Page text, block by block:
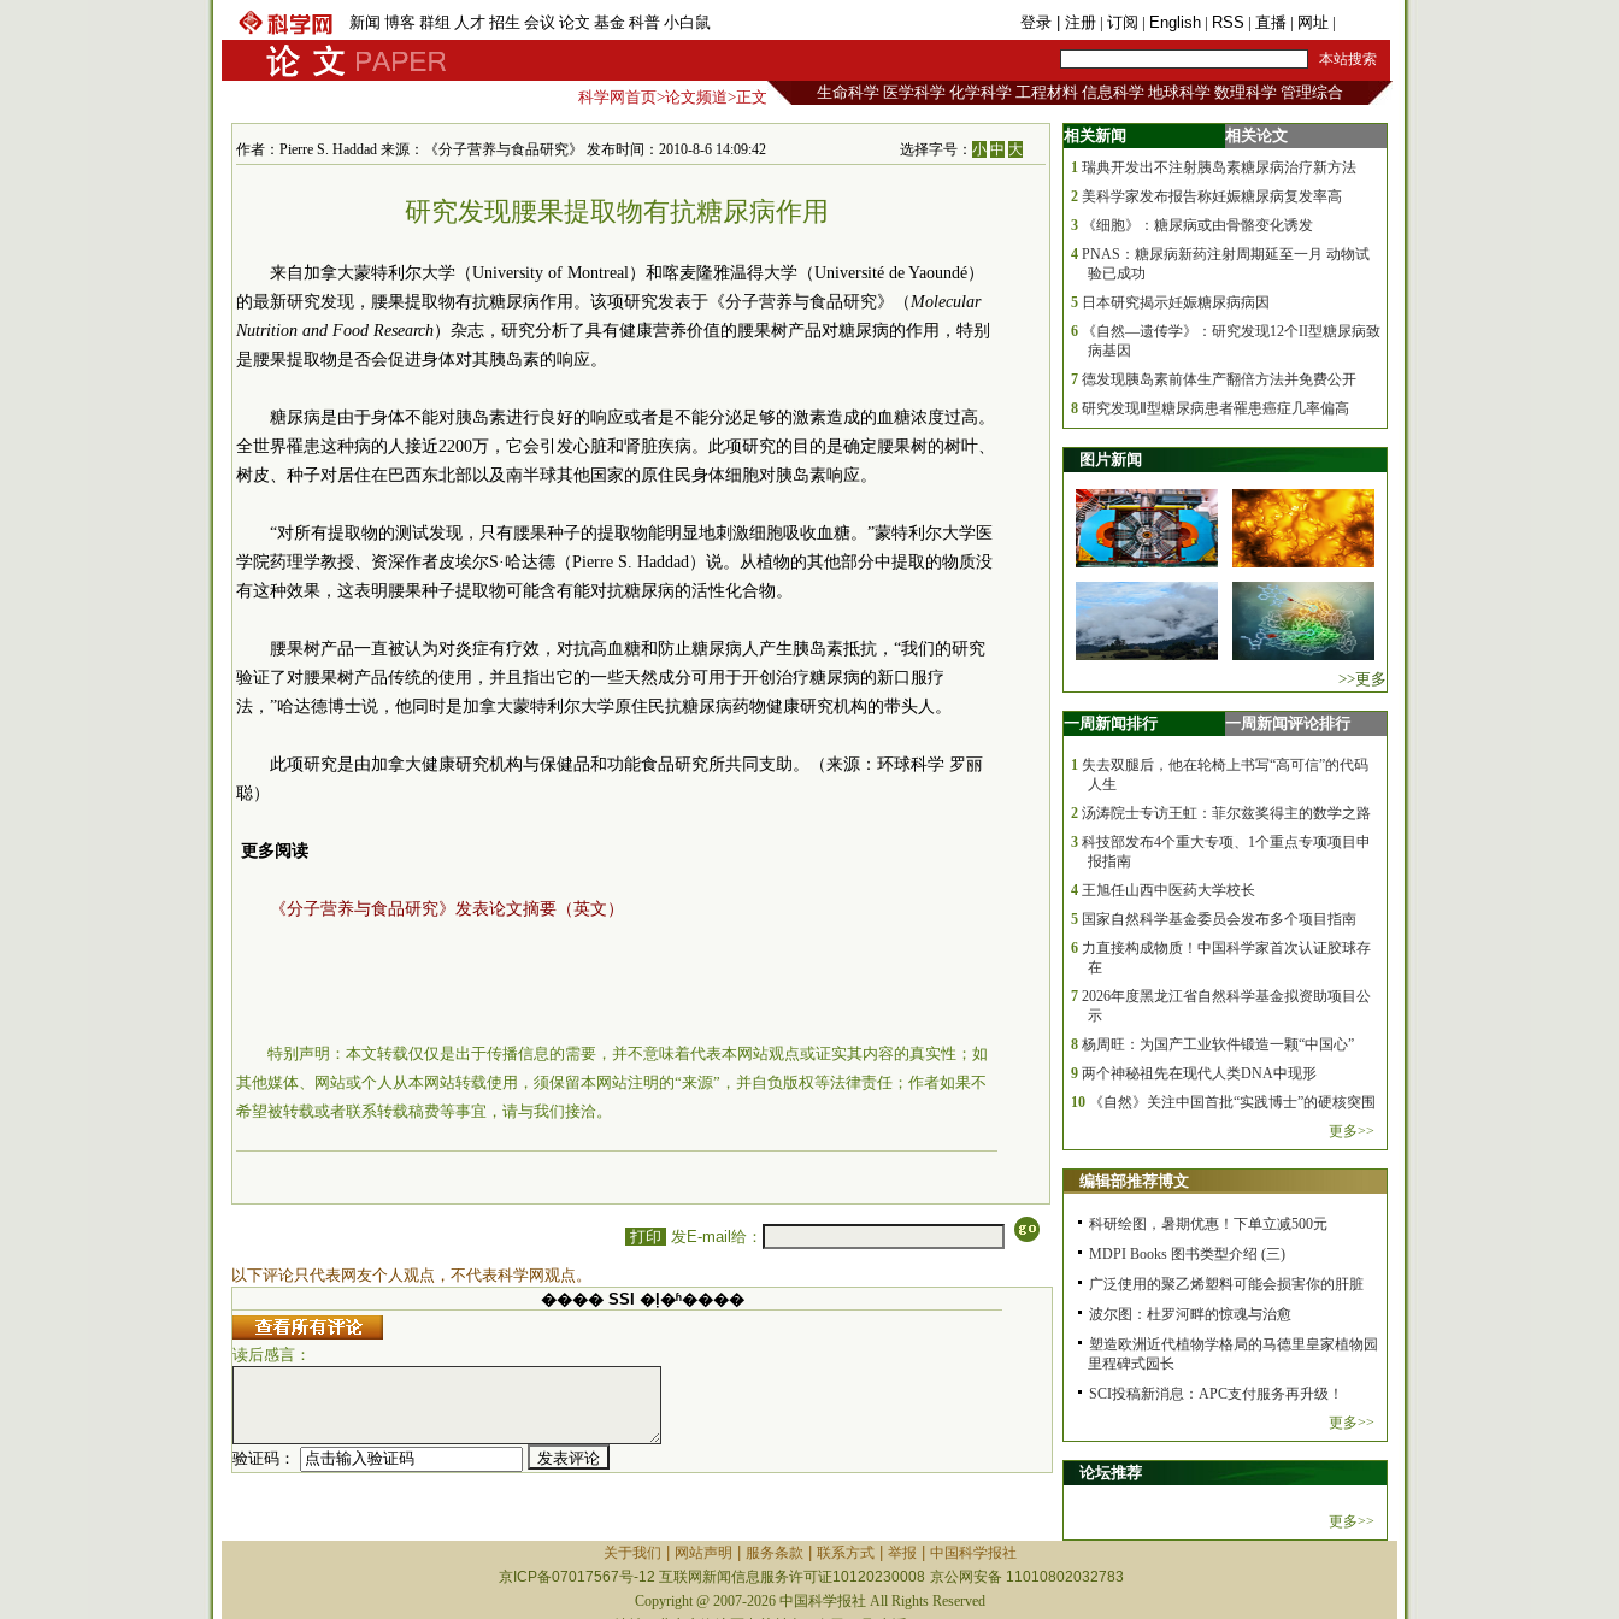
新闻 博客 群组 人才 招生 会议 论文 基金 科普 小白鼠 登录 | 注册 | 订阅 | English | RSS | 直播 | 网址 |
科学网首页>论文频道>正文 生命科学 医学科学 化学科学 工程材料 信息科学 地球科学 数理科学 管理综合
作者：Pierre S. Haddad 来源：《分子营养与食品研究》 发布时间：2010-8-6 14:09:42 选择字号：小 中 大
研究发现腰果提取物有抗糖尿病作用
来自加拿大蒙特利尔大学（University of Montreal）和喀麦隆雅温得大学（Université de Yaoundé）
的最新研究发现，腰果提取物有抗糖尿病作用。该项研究发表于《分子营养与食品研究》（Molecular
Nutrition and Food Research）杂志，研究分析了具有健康营养价值的腰果树产品对糖尿病的作用，特别
是腰果提取物是否会促进身体对其胰岛素的响应。
糖尿病是由于身体不能对胰岛素进行良好的响应或者是不能分泌足够的激素造成的血糖浓度过高。
全世界罹患这种病的人接近2200万，它会引发心脏和肾脏疾病。此项研究的目的是确定腰果树的树叶、
树皮、种子对居住在巴西东北部以及南半球其他国家的原住民身体细胞对胰岛素响应。
“对所有提取物的测试发现，只有腰果种子的提取物能明显地刺激细胞吸收血糖。”蒙特利尔大学医
学院药理学教授、资深作者皮埃尔S·哈达德（Pierre S. Haddad）说。从植物的其他部分中提取的物质没
有这种效果，这表明腰果种子提取物可能含有能对抗糖尿病的活性化合物。
腰果树产品一直被认为对炎症有疗效，对抗高血糖和防止糖尿病人产生胰岛素抵抗，“我们的研究
验证了对腰果树产品传统的使用，并且指出它的一些天然成分可用于开创治疗糖尿病的新口服疗
法，”哈达德博士说，他同时是加拿大蒙特利尔大学原住民抗糖尿病药物健康研究机构的带头人。
此项研究是由加拿大健康研究机构与保健品和功能食品研究所共同支助。（来源：环球科学 罗丽
聪）
更多阅读
《分子营养与食品研究》发表论文摘要（英文）
特别声明：本文转载仅仅是出于传播信息的需要，并不意味着代表本网站观点或证实其内容的真实性；如
其他媒体、网站或个人从本网站转载使用，须保留本网站注明的“来源”，并自负版权等法律责任；作者如果不
希望被转载或者联系转载稿费等事宜，请与我们接洽。
打印 发E-mail给：
以下评论只代表网友个人观点，不代表科学网观点。
���� SSI �ļ�ʱ����
读后感言：
验证码：
相关新闻 相关论文
1 瑞典开发出不注射胰岛素糖尿病治疗新方法
2 美科学家发布报告称妊娠糖尿病复发率高
3
《细胞》：糖尿病或由骨骼变化诱发
4 PNAS：糖尿病新药注射周期延至一月 动物试
验已成功
5 日本研究揭示妊娠糖尿病病因
6
《自然—遗传学》：研究发现12个II型糖尿病致
病基因
7 德发现胰岛素前体生产翻倍方法并免费公开
8 研究发现Ⅱ型糖尿病患者罹患癌症几率偏高
图片新闻
>>更多
一周新闻排行 一周新闻评论排行
1 失去双腿后，他在轮椅上书写“高可信”的代码
人生
2 汤涛院士专访王虹：菲尔兹奖得主的数学之路
3 科技部发布4个重大专项、1个重点专项项目申
报指南
4 王旭任山西中医药大学校长
5 国家自然科学基金委员会发布多个项目指南
6 力直接构成物质！中国科学家首次认证胶球存
在
7 2026年度黑龙江省自然科学基金拟资助项目公
示
8 杨周旺：为国产工业软件锻造一颗“中国心”
9 两个神秘祖先在现代人类DNA中现形
10
《自然》关注中国首批“实践博士”的硬核突围
更多>>
编辑部推荐博文
科研绘图，暑期优惠！下单立减500元
MDPI Books 图书类型介绍 (三)
广泛使用的聚乙烯塑料可能会损害你的肝脏
波尔图：杜罗河畔的惊魂与治愈
塑造欧洲近代植物学格局的马德里皇家植物园
里程碑式园长
SCI投稿新消息：APC支付服务再升级！
更多>>
论坛推荐
更多>>
关于我们
网站声明 服务条款 联系方式| 举报
中国科学报社
京ICP备07017567号-12 互联网新闻信息服务许可证10120230008 京公网安备 11010802032783
Copyright @ 2007-2026 中国科学报社 All Rights Reserved